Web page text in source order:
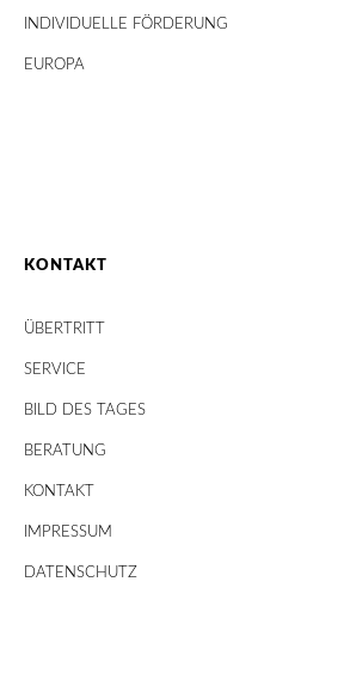
INDIVIDUELLE FÖRDERUNG
EUROPA
KONTAKT
ÜBERTRITT
SERVICE
BILD DES TAGES
BERATUNG
KONTAKT
IMPRESSUM
DATENSCHUTZ